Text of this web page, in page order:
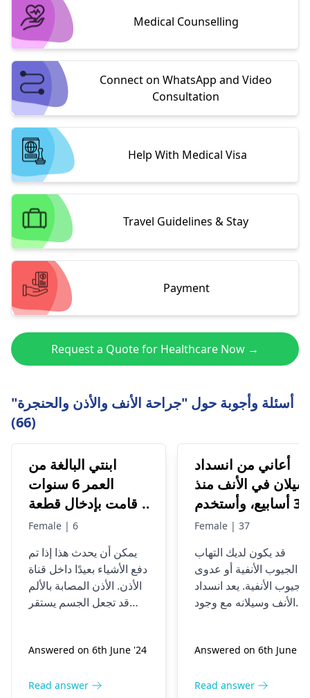
Medical Counselling
Connect on WhatsApp and Video
Consultation
Help With Medical Visa
Travel Guidelines & Stay
Payment
Request a Quote for Healthcare Now →
أسئلة وأجوبة حول "جراحة الأنف والأذن والحنجرة"
(66)
ابنتي البالغة من
العمر 6 سنوات
قامت بإدخال قطعة
من الممحاة
المطاطية في كلتا
أذنيها وهي تشكو من
ألم في إحدى الأذنين،
أرجو منكم إعطائي
Female | 6
يمكن أن يحدث هذا إذا تم
دفع الأشياء بعيدًا داخل قناة
الأذن. الأذن المصابة بالألم
قد تجعل الجسم يستقر
محاولة إزالته بنفسك لأن
المضاعفات. يرجى أخذها
Answered on 6th June '24
Read answer
أعاني من انسداد
في الأنف منذ
3 أسابيع، وأستخدم
الاحتقان التي
توفر بعض الراحة،
منذ الأيام الثلاثة
الماضية أصبح الأمر
أسوأ، ويستمر سيلان
يكون الأنف خانقًا
وثقيلًا. يكون المخاط
Female | 37
قد يكون لديك التهاب
الجيوب الأنفية أو عدوى
الجيوب الأنفية. يعد انسداد
الأنف وسيلانه مع وجود
الأنفية. المخاط الأصفر
في الصباح هو علامة على
Answered on 6th June
Read answer